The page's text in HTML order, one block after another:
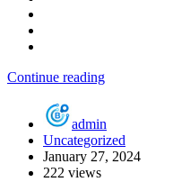
Continue reading
admin
Uncategorized
January 27, 2024
222 views